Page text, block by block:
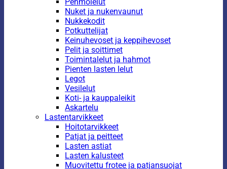
Nuket ja nukenvaunut
Nukkekodit
Potkuttelijat
Keinuhevoset ja keppihevoset
Pelit ja soittimet
Toimintalelut ja hahmot
Pienten lasten lelut
Legot
Vesilelut
Koti- ja kauppaleikit
Askartelu
Lastentarvikkeet
Hoitotarvikkeet
Patjat ja peitteet
Lasten astiat
Lasten kalusteet
Muovitettu frotee ja patjansuojat